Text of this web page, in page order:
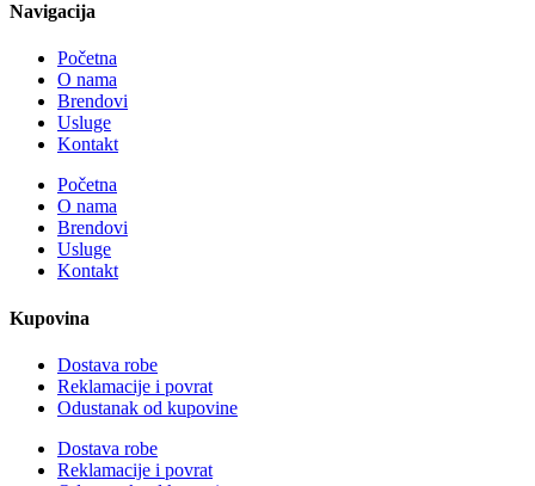
Navigacija
Početna
O nama
Brendovi
Usluge
Kontakt
Početna
O nama
Brendovi
Usluge
Kontakt
Kupovina
Dostava robe
Reklamacije i povrat
Odustanak od kupovine
Dostava robe
Reklamacije i povrat